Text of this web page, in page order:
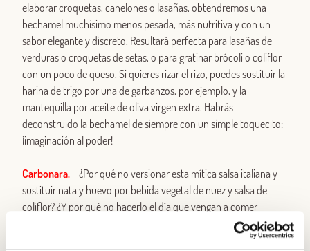
elaborar croquetas, canelones o lasañas, obtendremos una
bechamel muchísimo menos pesada, más nutritiva y con un
sabor elegante y discreto. Resultará perfecta para lasañas de
verduras o croquetas de setas, o para gratinar brócoli o coliflor
con un poco de queso. Si quieres rizar el rizo, puedes sustituir la
harina de trigo por una de garbanzos, por ejemplo, y la
mantequilla por aceite de oliva virgen extra. Habrás
deconstruido la bechamel de siempre con un simple toquecito:
¡imaginación al poder!
Carbonara.
¿Por qué no versionar esta mítica salsa italiana y
sustituir nata y huevo por bebida vegetal de nuez y salsa de
coliflor? ¿Y por qué no hacerlo el día que vengan a comer
nuestros suegros o nuestro jefe? Esta versión vegana de la
carbonara es tan sabrosa que no tiene nada que envidiar a la